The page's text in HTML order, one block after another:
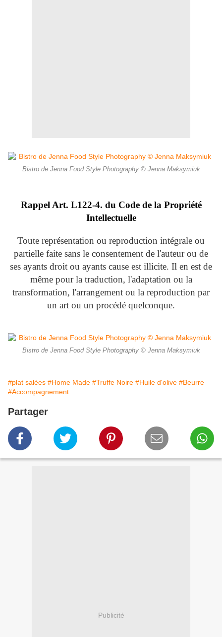
Bistro de Jenna Food Style Photography © Jenna Maksymiuk
Rappel Art. L122-4. du Code de la Propriété
Intellectuelle
Toute représentation ou reproduction intégrale ou
partielle faite sans le consentement de l'auteur ou de
ses ayants droit ou ayants cause est illicite. Il en est de
même pour la traduction, l'adaptation ou la
transformation, l'arrangement ou la reproduction par
un art ou un procédé quelconque.
Bistro de Jenna Food Style Photography © Jenna Maksymiuk
#plat salées #Home Made #Truffe Noire #Huile d'olive #Beurre
#Accompagnement
Partager
Publicité